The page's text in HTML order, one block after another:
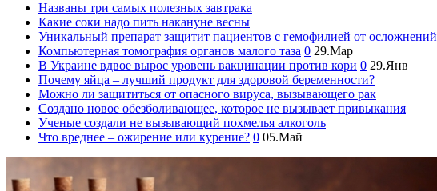
Названы три самых полезных завтрака
Какие соки надо пить накануне весны
Уникальный препарат защитит пациентов с гемофилией от осложнений
Компьютерная томография органов малого таза 0 29.Мар
В Украине вдвое вырос уровень вакцинации против кори 0 29.Янв
Почему яйца – лучший продукт для здоровой беременности?
Можно ли защититься от опасного вируса, вызывающего рак
Создано новое обезболивающее, которое не вызывает привыкания
Ученые создали не вызывающий похмелья алкоголь
Что вреднее – ожирение или курение? 0 05.Май